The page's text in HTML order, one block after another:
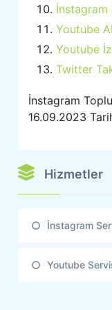
İnstagram
Youtube
Youtube
Twitter
İnstagram Toplu
16.09.2023
Hizmetler
İnstagram
Youtube